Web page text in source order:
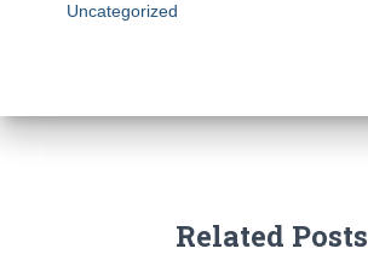
Uncategorized
Related Posts